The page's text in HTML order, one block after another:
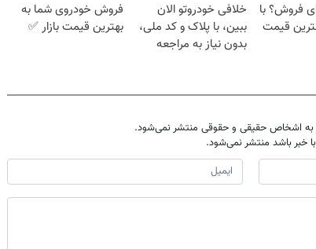
فروش؟ با
قیمت
خلافی خودروتو الان
ببین، با پلاک و کد ملی،
بدون نیاز به مراجعه
فروش خودروی شما به
بهترین قیمت بازار ✅
به اشخاص حقیقی و حقوقی منتشر نمی‌شود.
با خبر باشد منتشر نمی‌شود.